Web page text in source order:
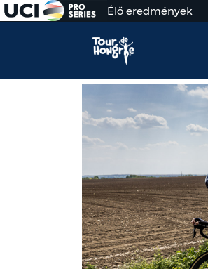
Élő eredmények